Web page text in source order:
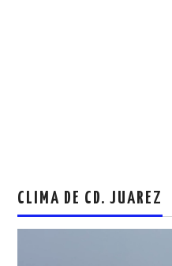
CLIMA DE CD. JUAREZ